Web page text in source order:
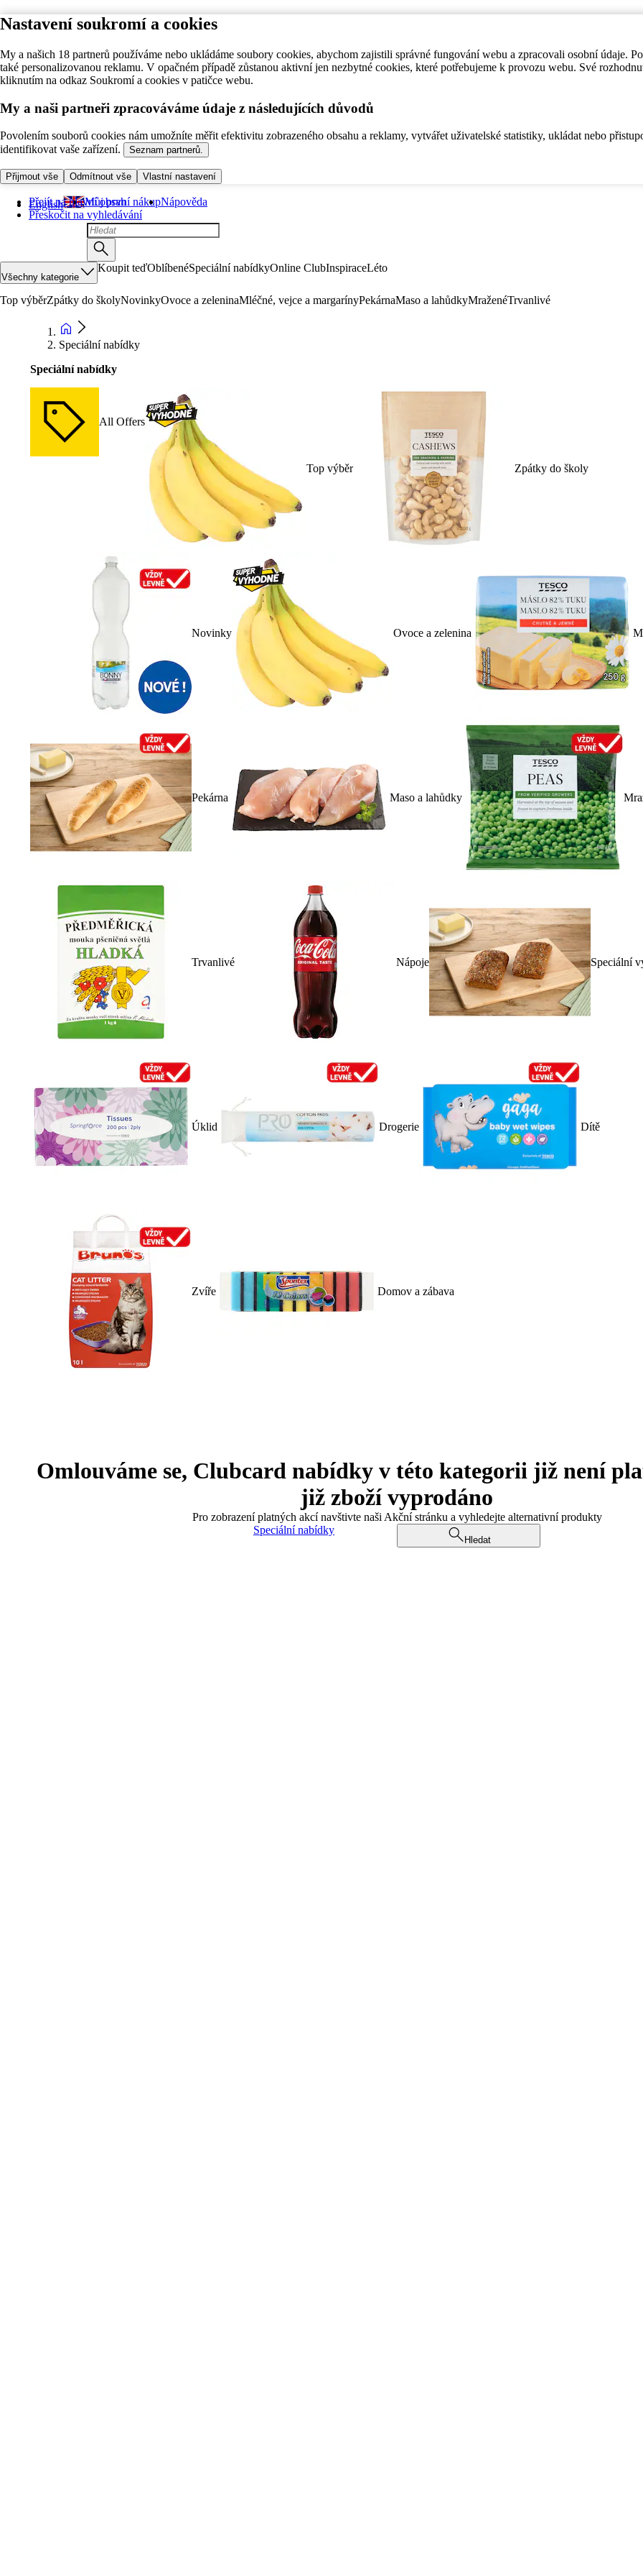
Nastavení soukromí a cookies
My a našich 18 partnerů používáme nebo ukládáme soubory cookies, abychom zajistili správné fungování webu a zpracovali osobní údaje.
také personalizovanou reklamu. V opačném případě zůstanou aktivní jen nezbytné cookies, které potřebujeme k provozu webu. Své
kliknutím na odkaz Soukromí a cookies v patičce webu.
My a naši partneři zpracováváme údaje z následujících důvodů
Povolením souborů cookies nám umožníte měřit efektivitu zobrazeného obsahu a reklamy, vytvářet uživatelské statistiky, ukládat nebo
identifikovat vaše zařízení.
Seznam partnerů.
Přijmout vše Odmítnout vše Vlastní nastavení
Přejít na hlavní obsah
Přeskočit na vyhledávání
English Můj první nákupNápověda
Všechny kategorie
Koupit teďOblíbenéSpeciální nabídkyOnline ClubInspiraceLéto
Top výběrZpátky do školyNovinkyOvoce a zeleninaMléčné, vejce a margarínyPekárnaMaso a lahůdkyMraženéTrvanlivé
Speciální nabídky
Speciální nabídky
All Offers
Top výběr Zpátky do školy
Novinky Ovoce a zelenina
Pekárna Maso a lahůdky
Trvanlivé Nápoje Speciální
Úklid Drogerie Dítě
Zvíře Domov a zábava
Omlouváme se, Clubcard nabídky v této kategorii již není
již zboží vyprodáno
Pro zobrazení platných akcí navštivte naši Akční stránku a vyhledejte alternativní produkty
Speciální nabídky
Hledat